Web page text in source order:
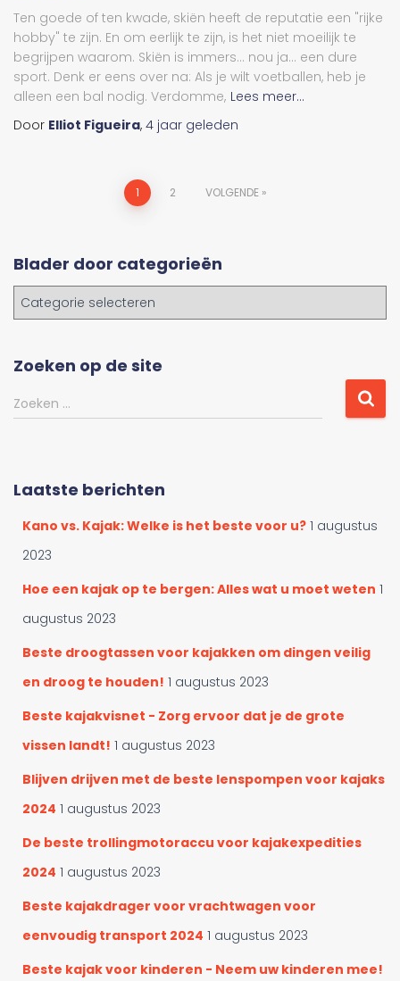
Ten goede of ten kwade, skiën heeft de reputatie een "rijke
hobby" te zijn. En om eerlijk te zijn, is het niet moeilijk te
begrijpen waarom. Skiën is immers... nou ja... een dure
sport. Denk er eens over na: Als je wilt voetballen, heb je
alleen een bal nodig. Verdomme, Lees meer...
Door Elliot Figueira, 4 jaar geleden
Berichtnavigatie
1 2 VOLGENDE
Blader door categorieën
e
d
c
Zoeken op de site
Z
o
n
Zoeken …
Laatste berichten
Kano vs. Kajak: Welke is het beste voor u? 1 augustus
2023
Hoe een kajak op te bergen: Alles wat u moet weten 1
augustus 2023
Beste droogtassen voor kajakken om dingen veilig
en droog te houden! 1 augustus 2023
Beste kajakvisnet - Zorg ervoor dat je de grote
vissen landt! 1 augustus 2023
Blijven drijven met de beste lenspompen voor kajaks
2024 1 augustus 2023
De beste trollingmotoraccu voor kajakexpedities
2024 1 augustus 2023
Beste kajakdrager voor vrachtwagen voor
eenvoudig transport 2024 1 augustus 2023
Beste kajak voor kinderen - Neem uw kinderen mee!